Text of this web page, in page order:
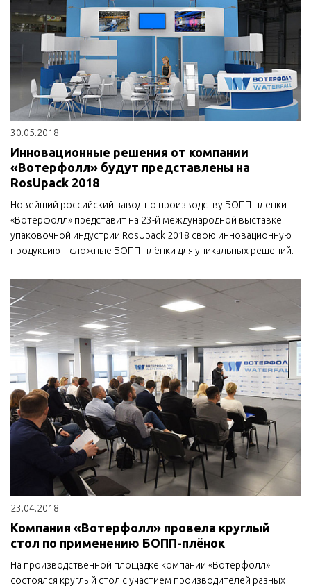
30.05.2018
Инновационные решения от компании
«Вотерфолл» будут представлены на
RosUpack 2018
Новейший российский завод по производству БОПП-плёнки
«Вотерфолл» представит на 23-й международной выставке
упаковочной индустрии RosUpack 2018 свою инновационную
продукцию – сложные БОПП-плёнки для уникальных решений.
23.04.2018
Компания «Вотерфолл» провела круглый
стол по применению БОПП-плёнок
На производственной площадке компании «Вотерфолл»
состоялся круглый стол с участием производителей разных